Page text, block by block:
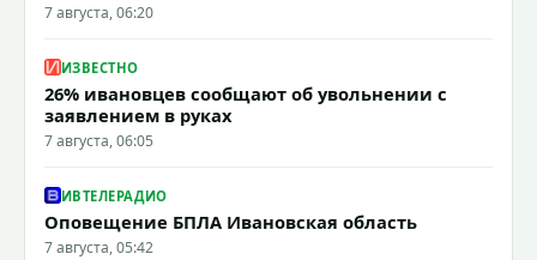
7 августа, 06:20
ИЗВЕСТНО
26% ивановцев сообщают об увольнении с
заявлением в руках
7 августа, 06:05
ИВТЕЛЕРАДИО
Оповещение БПЛА Ивановская область
7 августа, 05:42